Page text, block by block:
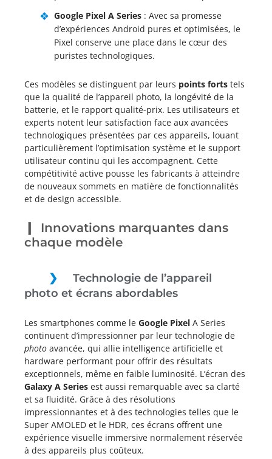
Google Pixel A Series : Avec sa promesse
d’expériences Android pures et optimisées, le
Pixel conserve une place dans le cœur des
puristes technologiques.
Ces modèles se distinguent par leurs points forts tels
que la qualité de l’appareil photo, la longévité de la
batterie, et le rapport qualité-prix. Les utilisateurs et
experts notent leur satisfaction face aux avancées
technologiques présentées par ces appareils, louant
particulièrement l’optimisation système et le support
utilisateur continu qui les accompagnent. Cette
compétitivité active pousse les fabricants à atteindre
de nouveaux sommets en matière de fonctionnalités
et de design accessible.
Innovations marquantes dans
chaque modèle
Technologie de l’appareil
photo et écrans abordables
Les smartphones comme le Google Pixel A Series
continuent d’impressionner par leur technologie de
photo avancée, qui allie intelligence artificielle et
hardware performant pour offrir des résultats
exceptionnels, même en faible luminosité. L’écran des
Galaxy A Series est aussi remarquable avec sa clarté
et sa fluidité. Grâce à des résolutions
impressionnantes et à des technologies telles que le
Super AMOLED et le HDR, ces écrans offrent une
expérience visuelle immersive normalement réservée
à des appareils plus coûteux.